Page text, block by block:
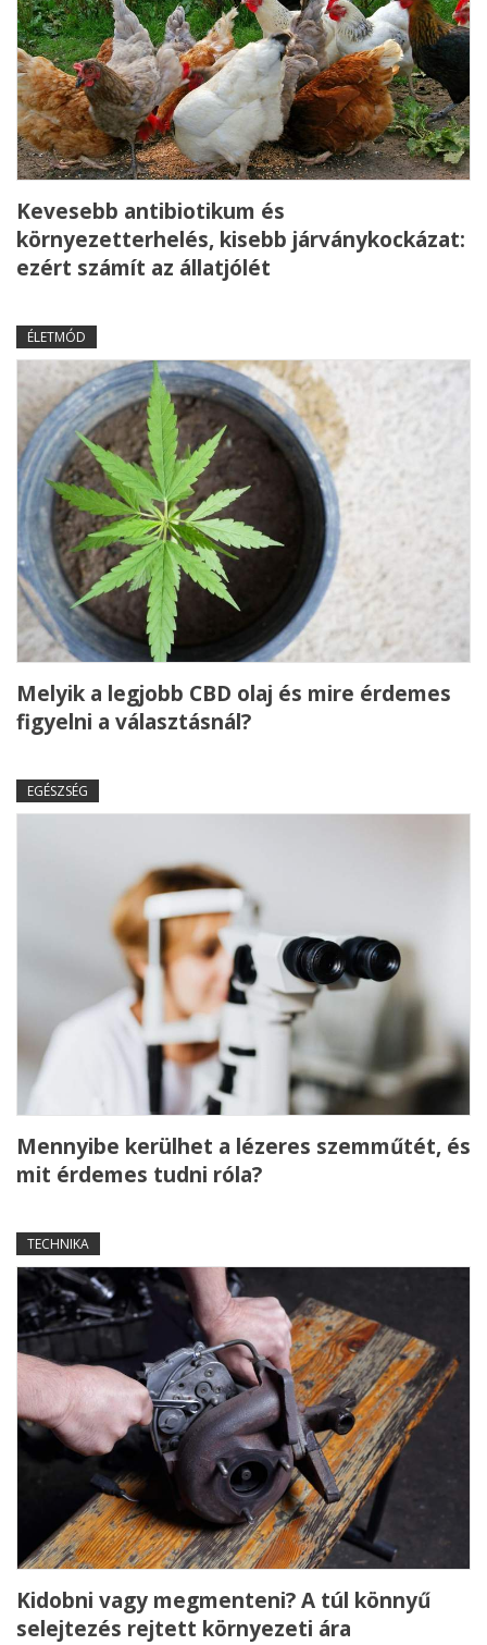
Kevesebb antibiotikum és
környezetterhelés, kisebb járványkockázat:
ezért számít az állatjólét
ÉLETMÓD
Melyik a legjobb CBD olaj és mire érdemes
figyelni a választásnál?
EGÉSZSÉG
Mennyibe kerülhet a lézeres szemműtét, és
mit érdemes tudni róla?
TECHNIKA
Kidobni vagy megmenteni? A túl könnyű
selejtezés rejtett környezeti ára